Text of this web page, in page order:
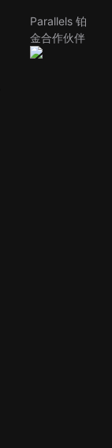
Parallels 铂
金合作伙伴